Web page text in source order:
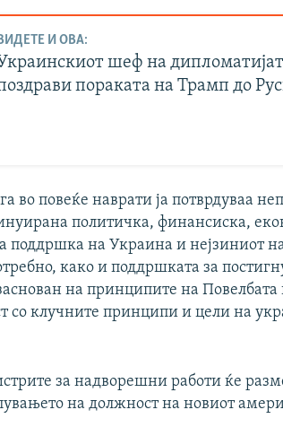
ВИДЕТЕ И ОВА:
шеф на
пораката на Трамп до
во повеќе наврати ја потврдуваа
политичка, финансиска,
поддршка на Украина и нејзиниот
како и поддршката за
на принципите на
со клучните принципи и цели на
за надворешни работи ќе
на должност на новиот